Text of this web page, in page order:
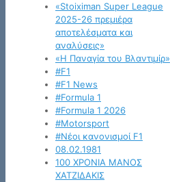
«Stoiximan Super League
2025-26 πρεμιέρα
αποτελέσματα και
αναλύσεις»
«Η Παναγία του Βλαντιμίρ»
#F1
#F1 News
#Formula 1
#Formula 1 2026
#Motorsport
#Νέοι κανονισμοί F1
08.02.1981
100 ΧΡΟΝΙΑ ΜΑΝΟΣ
ΧΑΤΖΙΔΑΚΙΣ